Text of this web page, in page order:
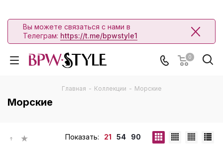
Вы можете связаться с нами в
Телеграм: https://t.me/bpwstyle1
0
Главная - Коллекции - Морские
Морские
Показать: 21 54 90